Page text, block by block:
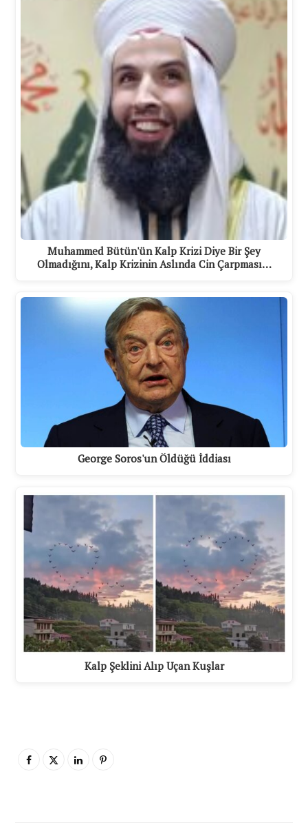
Muhammed Bütün'ün Kalp Krizi Diye Bir Şey
Olmadığını, Kalp Krizinin Aslında Cin Çarpması…
George Soros'un Öldüğü İddiası
Kalp Şeklini Alıp Uçan Kuşlar